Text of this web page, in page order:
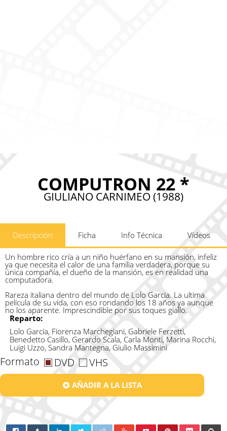
COMPUTRON 22 *
GIULIANO CARNIMEO (1988)
Descripción Ficha Info Técnica Vídeos
Un hombre rico cría a un niño huérfano en su mansión, infeliz
ya que necesita el calor de una familia verdadera, porque su
única compañía, el dueño de la mansión, es en realidad una
computadora.
Rareza italiana dentro del mundo de Lolo Garcia. La ultima
película de su vida, con eso rondando los 18 años ya aunque
no los aparente. Imprescindible por sus toques giallo.
Reparto:
Lolo García, Fiorenza Marchegiani, Gabriele Ferzetti,
Benedetto Casillo, Gerardo Scala, Carla Monti, Marina Rocchi,
Luigi Uzzo, Sandra Mantegna, Giulio Massimini
Formato DVD VHS
AÑADIR A LA LISTA